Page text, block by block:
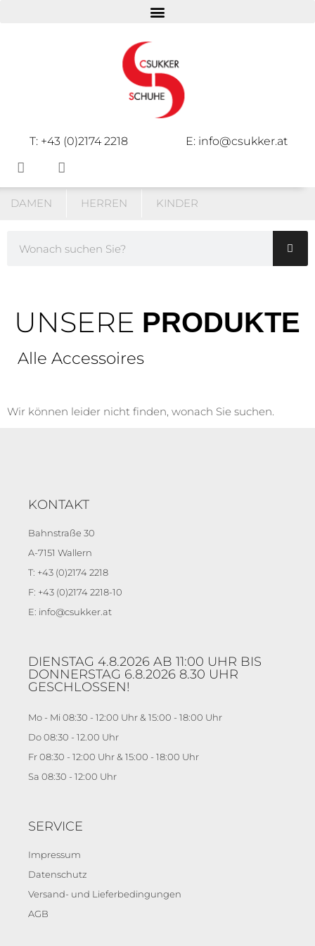
T: +43 (0)2174 2218 E: info@csukker.at
DAMEN HERREN KINDER
UNSERE PRODUKTE
Alle Accessoires
Wir können leider nicht finden, wonach Sie suchen.
KONTAKT
Bahnstraße 30
A-7151 Wallern
T: +43 (0)2174 2218
F: +43 (0)2174 2218-10
E: info@csukker.at
DIENSTAG 4.8.2026 AB 11:00 UHR BIS
DONNERSTAG 6.8.2026 8.30 UHR
GESCHLOSSEN!
Mo - Mi 08:30 - 12:00 Uhr & 15:00 - 18:00 Uhr
Do 08:30 - 12.00 Uhr
Fr 08:30 - 12:00 Uhr & 15:00 - 18:00 Uhr
Sa 08:30 - 12:00 Uhr
SERVICE
Impressum
Datenschutz
Versand- und Lieferbedingungen
AGB